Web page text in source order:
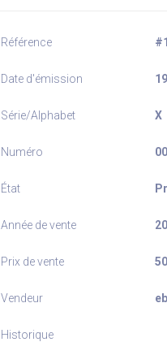
Référence
Date d'émission
Série/Alphabet X
Numéro
État
Année de vente
Prix de vente
Vendeur
Historique